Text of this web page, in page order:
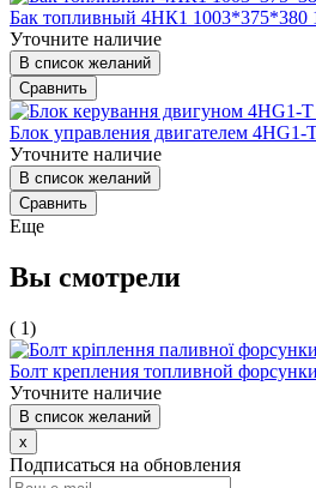
Бак топливный 4HК1 1003*375*380
Уточните наличие
В список желаний
Сравнить
Блок управления двигателем
Уточните наличие
В список желаний
Сравнить
Еще
Вы смотрели
( 1)
Болт крепления топливной
Уточните наличие
В список желаний
x
Подписаться на обновления